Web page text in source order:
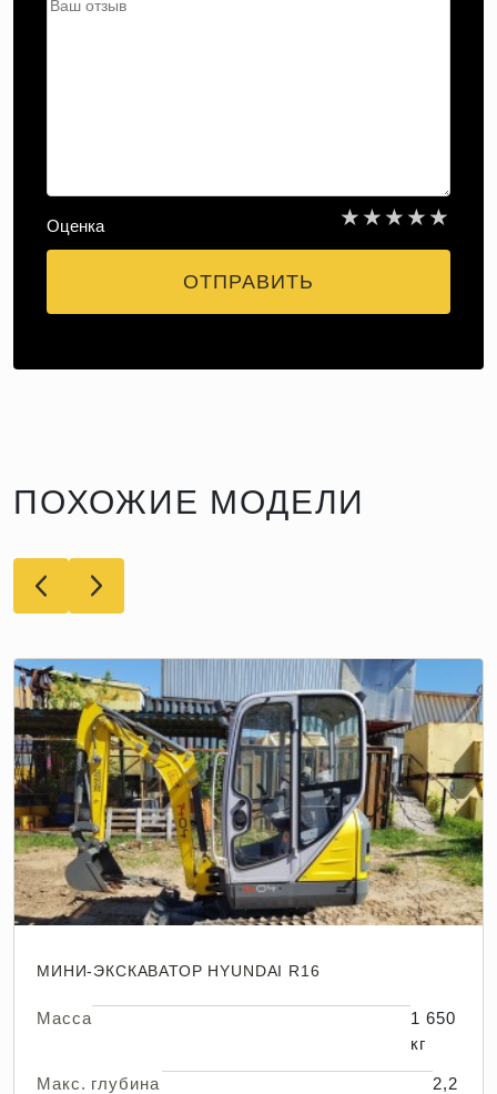
Оценка ★
★
★
★
★
ОТПРАВИТЬ
ПОХОЖИЕ МОДЕЛИ
МИНИ-ЭКСКАВАТОР HYUNDAI R16
Масса
1 650
кг
Макс. глубина
2,2